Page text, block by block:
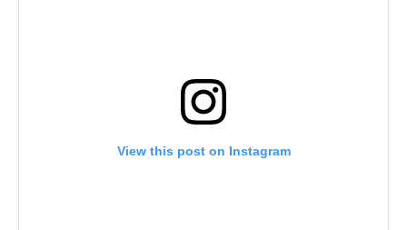
View this post on Instagram